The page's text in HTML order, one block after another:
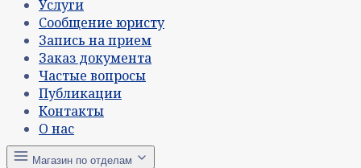
Услуги
Сообщение юристу
Запись на прием
Заказ документа
Частые вопросы
Публикации
Контакты
О нас
Магазин по отделам